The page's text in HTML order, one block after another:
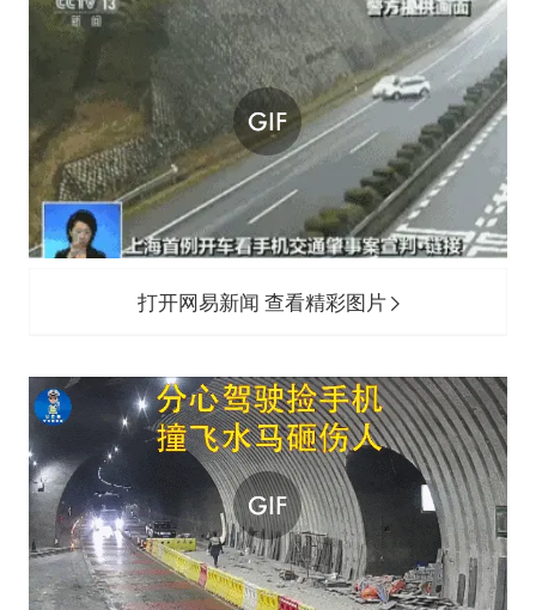
打开网易新闻 查看精彩图片